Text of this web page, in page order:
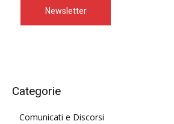
Newsletter
Categorie
Comunicati e Discorsi